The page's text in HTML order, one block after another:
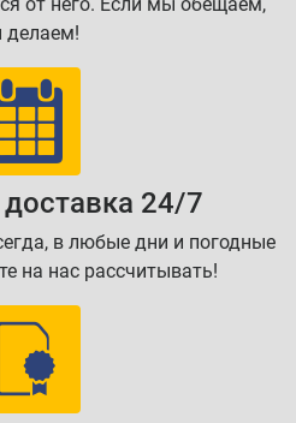
доставка 24/7
в любые дни и погодные
на нас рассчитывать!